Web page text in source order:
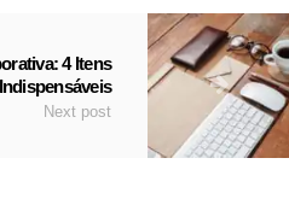
4 Itens
Indispensáveis
Next post